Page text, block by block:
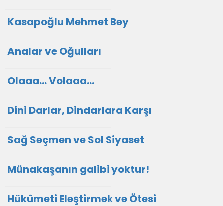
Kasapoğlu Mehmet Bey
Analar ve Oğulları
Olaaa... Volaaa...
Dini Darlar, Dindarlara Karşı
Sağ Seçmen ve Sol Siyaset
Münakaşanın galibi yoktur!
Hükûmeti Eleştirmek ve Ötesi